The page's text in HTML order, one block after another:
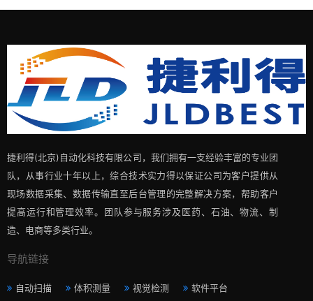
捷利得(北京)自动化科技有限公司，我们拥有一支经验丰富的专业团
队，从事行业十年以上，综合技术实力得以保证公司为客户提供从
现场数据采集、数据传输直至后台管理的完整解决方案，帮助客户
提高运行和管理效率。团队参与服务涉及医药、石油、物流、制
造、电商等多类行业。
导航链接
自动扫描 体积测量 视觉检测 软件平台